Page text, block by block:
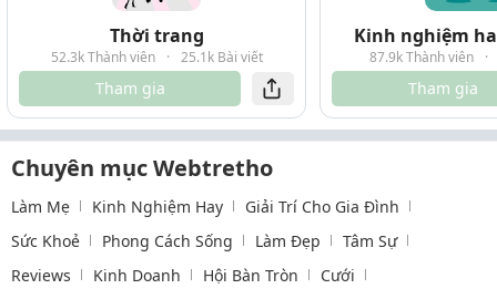
Thời trang
52.3k Thành viên · 25.1k Bài viết
Tham gia
Kinh nghiệm
87.9k Thành viên ·
Tham gia
Chuyên mục Webtretho
Làm Mẹ Kinh Nghiệm Hay
Giải Trí Cho Gia Đình
Sức Khoẻ
Phong Cách Sống Làm Đẹp
Tâm Sự
Reviews
Kinh Doanh Hội Bàn Tròn
Cưới